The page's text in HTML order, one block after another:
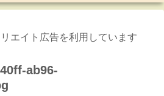
エイト広告を利用しています
ab96-